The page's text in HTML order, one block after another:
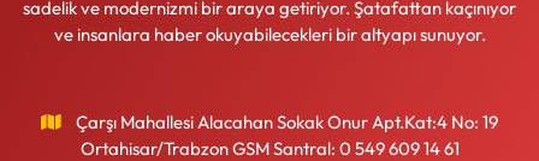
sadelik ve modernizmi bir araya getiriyor. Şatafattan kaçınıyor
ve insanlara haber okuyabilecekleri bir altyapı sunuyor.
Çarşı Mahallesi Alacahan Sokak Onur Apt.Kat:4 No: 19
Ortahisar/Trabzon GSM Santral: 0 549 609 14 61